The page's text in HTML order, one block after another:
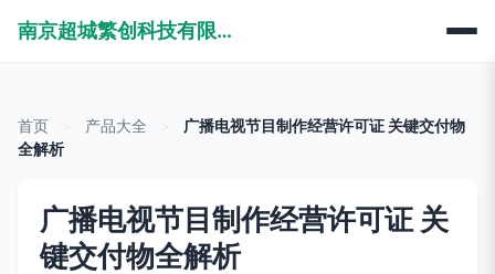
南京超城繁创科技有限公司
首页 产品大全
广播电视节目制作经营许可证 关键交付物
全解析
广播电视节目制作经营许可证 关
键交付物全解析